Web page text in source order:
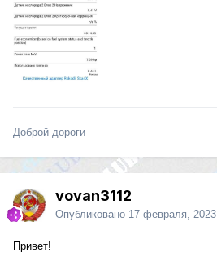
Доброй дороги
vovan3112
Опубликовано 17 февраля, 2023
Привет!